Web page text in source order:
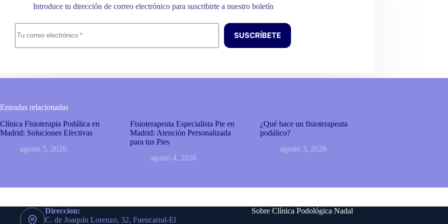
Introduce tu dirección de correo electrónico para suscribirte a nuestro boletín
SUSCRÍBETE
Entradas relacionadas
Clínica Fisioterapia Podálica en
Madrid: Soluciones Efectivas
agosto 5, 2026
Fisioterapeuta Especialista Pie en
Madrid: Atención Personalizada
para tus Pies
agosto 4, 2026
¿Qué hace un fisioterapeuta
podálico?
agosto 3, 2026
Direccíon:
C. de Joaquín Lorenzo, 32, Fuencarral-El
Sobre Clínica Podológica Nadal